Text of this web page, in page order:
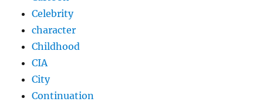
Celebrity
character
Childhood
CIA
City
Continuation